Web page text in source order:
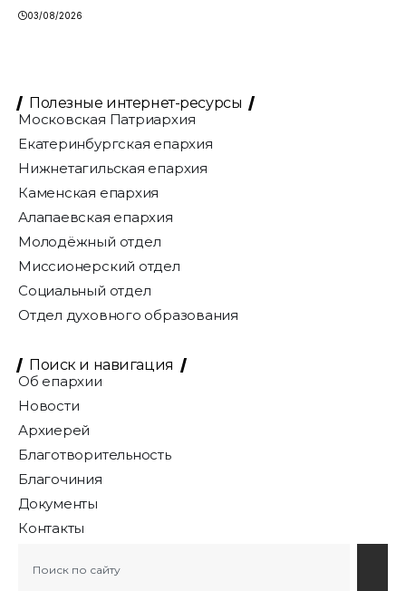
03/08/2026
Полезные интернет-ресурсы
Московская Патриархия
Екатеринбургская епархия
Нижнетагильская епархия
Каменская епархия
Алапаевская епархия
Молодёжный отдел
Миссионерский отдел
Социальный отдел
Отдел духовного образования
Поиск и навигация
Об епархии
Новости
Архиерей
Благотворительность
Благочиния
Документы
Контакты